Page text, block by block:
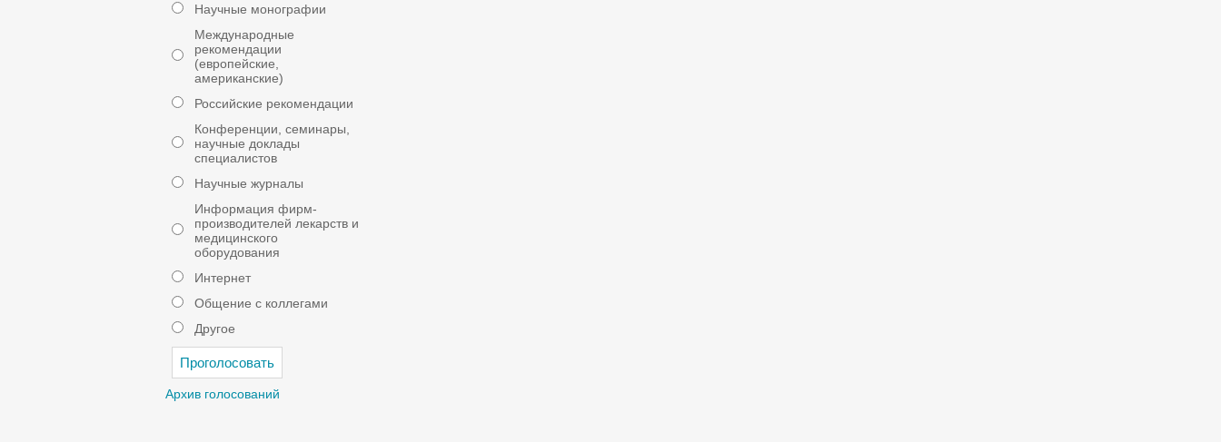
Научные монографии
Международные
рекомендации
(европейские,
американские)
Российские рекомендации
Конференции, семинары,
научные доклады
специалистов
Научные журналы
Информация фирм-
производителей лекарств и
медицинского
оборудования
Интернет
Общение с коллегами
Другое
Архив голосований